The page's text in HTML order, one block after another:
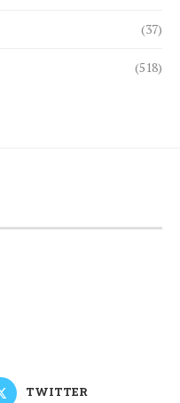
(37)
(518)
TWITTER